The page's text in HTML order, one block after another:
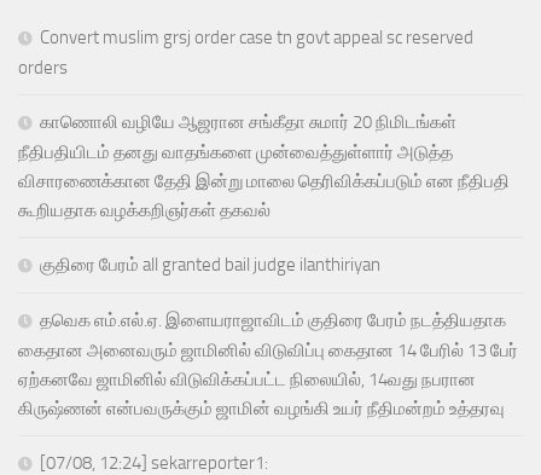
Convert muslim grsj order case tn govt appeal sc reserved
orders
காணொலி வழியே ஆஜரான சங்கீதா சுமார் 20 நிமிடங்கள்
நீதிபதியிடம் தனது வாதங்களை முன்வைத்துள்ளார் அடுத்த
விசாரணைக்கான தேதி இன்று மாலை தெரிவிக்கப்படும் என நீதிபதி
கூறியதாக வழக்கறிஞர்கள் தகவல்
குதிரை பேரம் all granted bail judge ilanthiriyan
தவெக எம்.எல்.ஏ. இளையராஜாவிடம் குதிரை பேரம் நடத்தியதாக
கைதான அனைவரும் ஜாமினில் விடுவிப்பு கைதான 14 பேரில் 13 பேர்
ஏற்கனவே ஜாமினில் விடுவிக்கப்பட்ட நிலையில், 14வது நபரான
கிருஷ்ணன் என்பவருக்கும் ஜாமின் வழங்கி உயர் நீதிமன்றம் உத்தரவு
[07/08, 12:24] sekarreporter1: